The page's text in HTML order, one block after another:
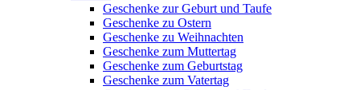
Geschenke zur Geburt und Taufe
Geschenke zu Ostern
Geschenke zu Weihnachten
Geschenke zum Muttertag
Geschenke zum Geburtstag
Geschenke zum Vatertag